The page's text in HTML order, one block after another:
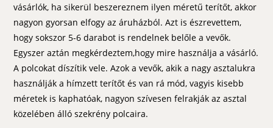
vásárlók, ha sikerül beszereznem ilyen méretű terítőt, akkor
nagyon gyorsan elfogy az áruházból. Azt is észrevettem,
hogy sokszor 5-6 darabot is rendelnek belőle a vevők.
Egyszer aztán megkérdeztem,hogy mire használja a vásárló.
A polcokat díszítik vele. Azok a vevők, akik a nagy asztalukra
használják a hímzett terítőt és van rá mód, vagyis kisebb
méretek is kaphatóak, nagyon szívesen felrakják az asztal
közelében álló szekrény polcaira.